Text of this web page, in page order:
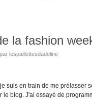
la fashion
lespaillettesdadeline
suis en train de me prélasser
le blog. J'ai essayé de